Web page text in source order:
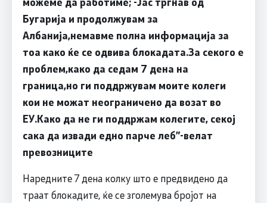
Бугарија и продолжувам за
Албанија,немавме полна информација за
тоа како ќе се одвива блокадата.За секого е
проблем,како да седам 7 дена на
граница,но ги поддржувам моите колеги
кои не можат неограничено да возат во
ЕУ.Како да не ги поддржам колегите, секој
сака да извади едно парче леб”-велат
превозниците
Наредните 7 дена колку што е предвидено да
траат блокадите, ќе се зголемува бројот на